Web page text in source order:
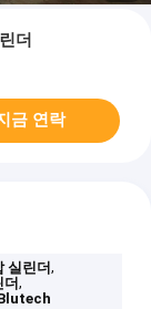
더
금 연락
실린더,
더,